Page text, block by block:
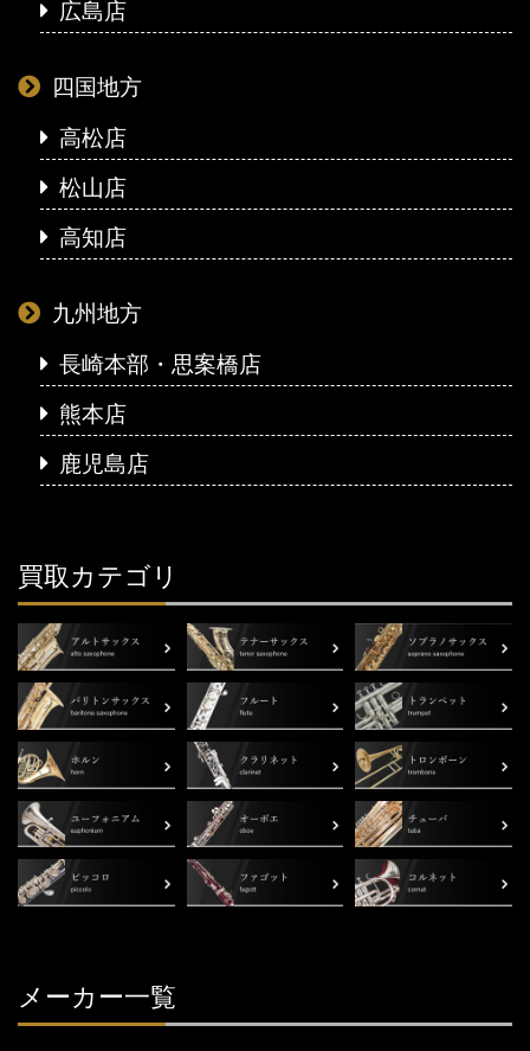
広島店
四国地方
高松店
松山店
高知店
九州地方
長崎本部・思案橋店
熊本店
鹿児島店
買取カテゴリ
メーカー一覧